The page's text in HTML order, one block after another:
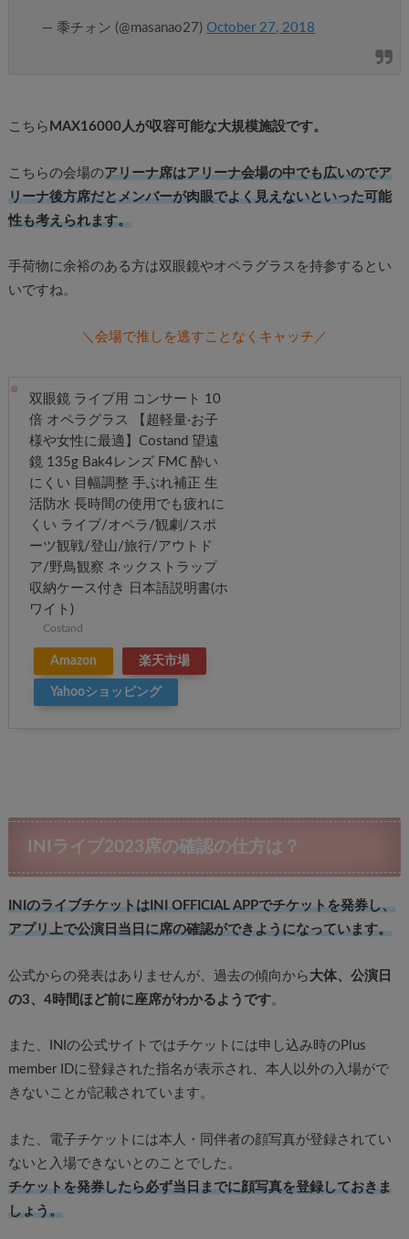
— 黍チォン (@masanao27)October 27, 2018
こちら MAX16000人が収容可能な大規模施設です。
こちらの会場のアリーナ席はアリーナ会場の中でも広いのでア
リーナ後方席だとメンバーが肉眼でよく見えないといった可能
性も考えられます。
手荷物に余裕のある方は双眼鏡やオペラグラスを持参するとい
いですね。
＼会場で推しを逃すことなくキャッチ／
双眼鏡 ライブ用 コンサート 10
倍 オペラグラス 【超軽量·お子
様や女性に最適】Costand 望遠
鏡 135g Bak4レンズ FMC 酔い
にくい 目幅調整 手ぶれ補正 生
活防水 長時間の使用でも疲れに
くい ライブ/オペラ/観劇/スポ
ーツ観戦/登山/旅行/アウトド
ア/野鳥観察 ネックストラップ
収納ケース付き 日本語説明書(ホ
ワイト)
Costand
Amazon 楽天市場
Yahooショッピング
INIライブ2023席の確認の仕方は？
INIのライブチケットはINI OFFICIAL APPでチケットを発券し、
アプリ上で公演日当日に席の確認ができようになっています。
公式からの発表はありませんが、過去の傾向から 大体、公演日
の3、4時間ほど前に座席がわかるようです。
また、INIの公式サイトではチケットには申し込み時のPlus
member IDに登録された指名が表示され、本人以外の入場がで
きないことが記載されています。
また、電子チケットには本人・同伴者の顔写真が登録されてい
ないと入場できないとのことでした。
チケットを発券したら必ず当日までに顔写真を登録しておきま
しょう。